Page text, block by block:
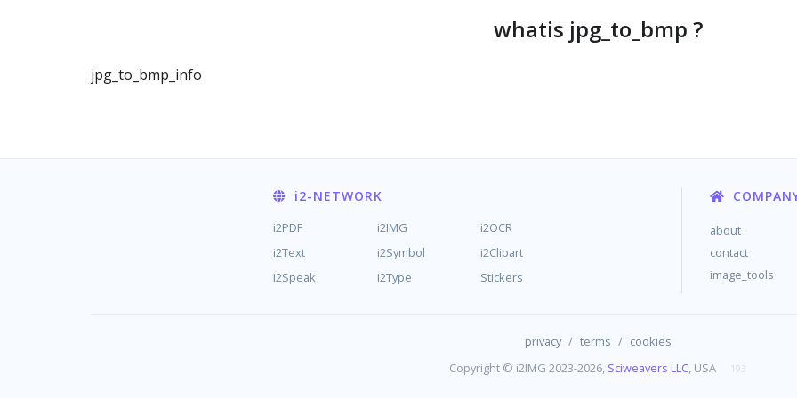
whatis jpg_to_bmp ?
jpg_to_bmp_info
i2-NETWORK
i2PDF i2IMG
i2OCR
i2Text
i2Symbol
i2Clipart
i2Speak
i2Type Stickers
about
contact
image_tools
privacy / terms / cookies
Copyright © i2IMG 2023-2026, Sciweavers LLC, USA 193